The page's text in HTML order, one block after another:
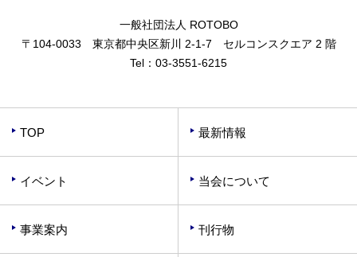
一般社団法人 ROTOBO
〒104-0033 東京都中央区新川 2-1-7 セルコンスクエア 2 階
Tel： 03-3551-6215
TOP 最新情報
イベント 当会について
事業案内 刊行物